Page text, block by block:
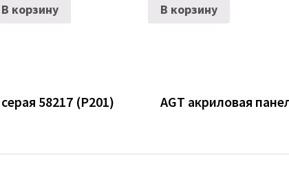
В корзину В корзину
58217 (P201) AGT акриловая